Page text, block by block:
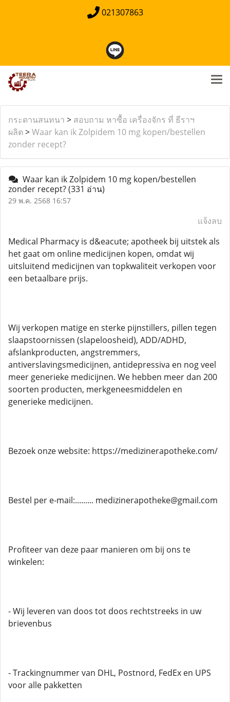
021307863
กระดานสนทนา > สอบถาม หาซื้อ เครื่องจักร ที่ ธีราฯ
ผลิต >Waar kan ik Zolpidem 10 mg kopen/bestellen
zonder recept?
Waar kan ik Zolpidem 10 mg kopen/bestellen
zonder recept?(331 อ่าน)
29 พ.ค. 2568 16:57
แจ้งลบ
Medical Pharmacy is d&eacute; apotheek bij uitstek als
het gaat om online medicijnen kopen, omdat wij
uitsluitend medicijnen van topkwaliteit verkopen voor
een betaalbare prijs.
Wij verkopen matige en sterke pijnstillers, pillen tegen
slaapstoornissen (slapeloosheid), ADD/ADHD,
afslankproducten, angstremmers,
antiverslavingsmedicijnen, antidepressiva en nog veel
meer generieke medicijnen. We hebben meer dan 200
soorten producten, merkgeneesmiddelen en
generieke medicijnen.
Bezoek onze website: https://medizinerapotheke.com/
Bestel per e-mail:......... medizinerapotheke@gmail.com
Profiteer van deze paar manieren om bij ons te
winkelen:
- Wij leveren van doos tot doos rechtstreeks in uw
brievenbus
- Trackingnummer van DHL, Postnord, FedEx en UPS
voor alle pakketten